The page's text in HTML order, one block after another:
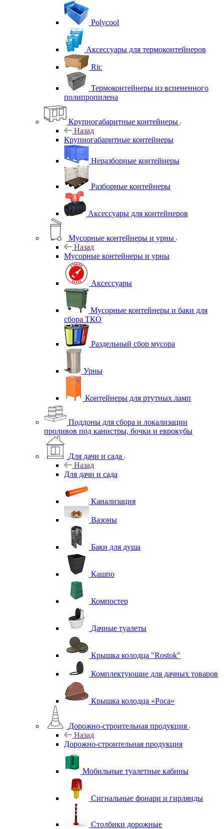
Polycool
Аксессуары для термоконтейнеров
Ric
Термоконтейнеры из вспененного
полипропилена
Крупногабаритные контейнеры
Назад
Крупногабаритные контейнеры
Неразборные контейнеры
Разборные контейнеры
Аксессуары для контейнеров
Мусорные контейнеры и урны
Назад
Мусорные контейнеры и урны
Аксессуары
Мусорные контейнеры и баки для
сбора ТКО
Раздельный сбор мусора
Урны
Контейнеры для ртутных ламп
Поддоны для сбора и локализации
проливов под канистры, бочки и еврокубы
Для дачи и сада
Назад
Для дачи и сада
Канализация
Вазоны
Баки для душа
Кашпо
Компостер
Дачные туалеты
Крышка колодца "Rostok"
Комплектующие для дачных товаров
Крышка колодца «Роса»
Дорожно-строительная продукция
Назад
Дорожно-строительная продукция
Мобильные туалетные кабины
Сигнальные фонари и гирлянды
Столбики дорожные